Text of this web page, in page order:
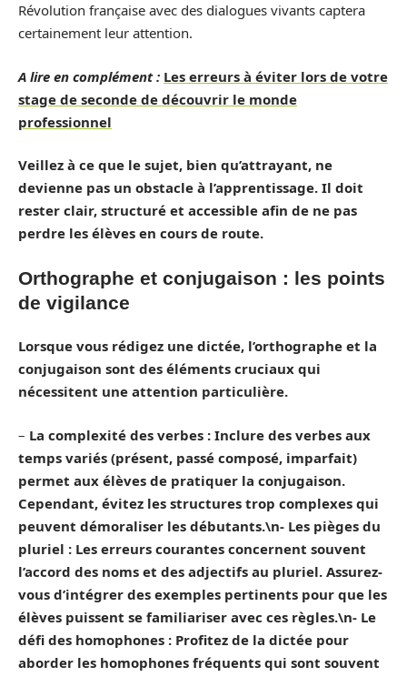
Révolution française avec des dialogues vivants captera
certainement leur attention.
A lire en complément : Les erreurs à éviter lors de votre
stage de seconde de découvrir le monde
professionnel
Veillez à ce que le sujet, bien qu’attrayant, ne
devienne pas un obstacle à l’apprentissage. Il doit
rester clair, structuré et accessible afin de ne pas
perdre les élèves en cours de route.
Orthographe et conjugaison : les points
de vigilance
Lorsque vous rédigez une dictée, l’orthographe et la
conjugaison sont des éléments cruciaux qui
nécessitent une attention particulière.
– La complexité des verbes : Inclure des verbes aux
temps variés (présent, passé composé, imparfait)
permet aux élèves de pratiquer la conjugaison.
Cependant, évitez les structures trop complexes qui
peuvent démoraliser les débutants.\n- Les pièges du
pluriel : Les erreurs courantes concernent souvent
l’accord des noms et des adjectifs au pluriel. Assurez-
vous d’intégrer des exemples pertinents pour que les
élèves puissent se familiariser avec ces règles.\n- Le
défi des homophones : Profitez de la dictée pour
aborder les homophones fréquents qui sont souvent